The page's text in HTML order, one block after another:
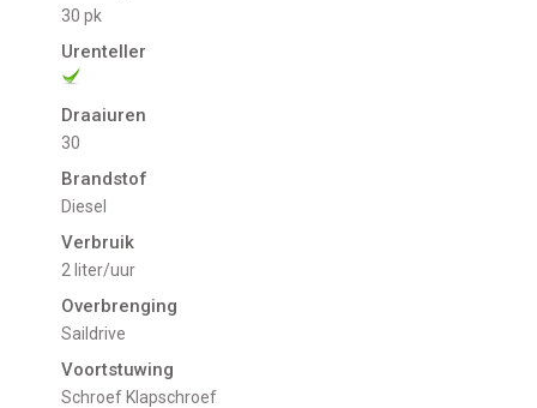
30 pk
Urenteller
Draaiuren
30
Brandstof
Diesel
Verbruik
2 liter/uur
Overbrenging
Saildrive
Voortstuwing
schroef Klapschroef